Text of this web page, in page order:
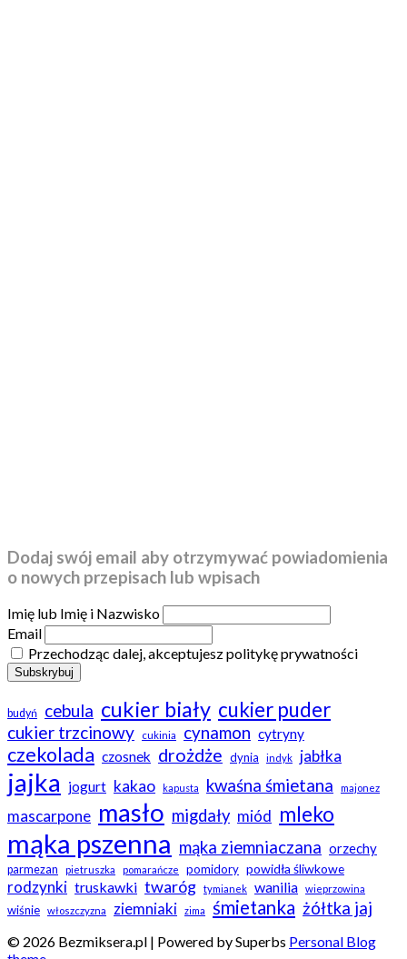
Dodaj swój email aby otrzymywać powiadomienia
o nowych przepisach lub wpisach
Imię lub Imię i Nazwisko
Email
Przechodząc dalej, akceptujesz politykę prywatności
budyń cebula cukier biały cukier puder
cukier trzcinowy cukinia cynamon cytryny
czekolada czosnek drożdże dynia indyk jabłka
jajka jogurt kakao kapusta kwaśna śmietana majonez
mascarpone masło migdały miód mleko
mąka pszenna mąka ziemniaczana orzechy
parmezan pietruszka pomarańcze pomidory powidła śliwkowe
rodzynki truskawki twaróg tymianek wanilia wieprzowina
wiśnie włoszczyzna ziemniaki zima śmietanka żółtka jaj
© 2026 Bezmiksera.pl | Powered by Superbs Personal Blog